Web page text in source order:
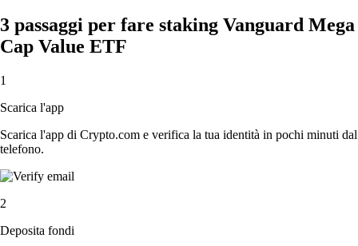
3 passaggi per fare staking Vanguard Mega
Cap Value ETF
1
Scarica l'app
Scarica l'app di Crypto.com e verifica la tua identità in pochi minuti dal
telefono.
2
Deposita fondi